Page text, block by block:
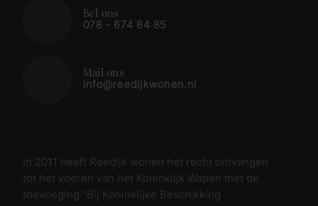
Bel ons
078 - 674 84 85
Mail ons
info@reedijkwonen.nl
In 2011 heeft Reedijk wonen het recht ontvangen
tot het voeren van het Koninklijk Wapen met de
toevoeging “Bij Koninklijke Beschikking